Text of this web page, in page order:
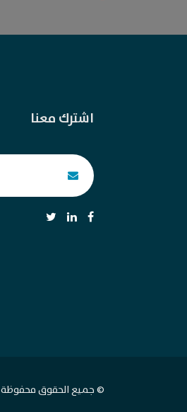
اشترك معنا
© جميع الحقوق محفوظة